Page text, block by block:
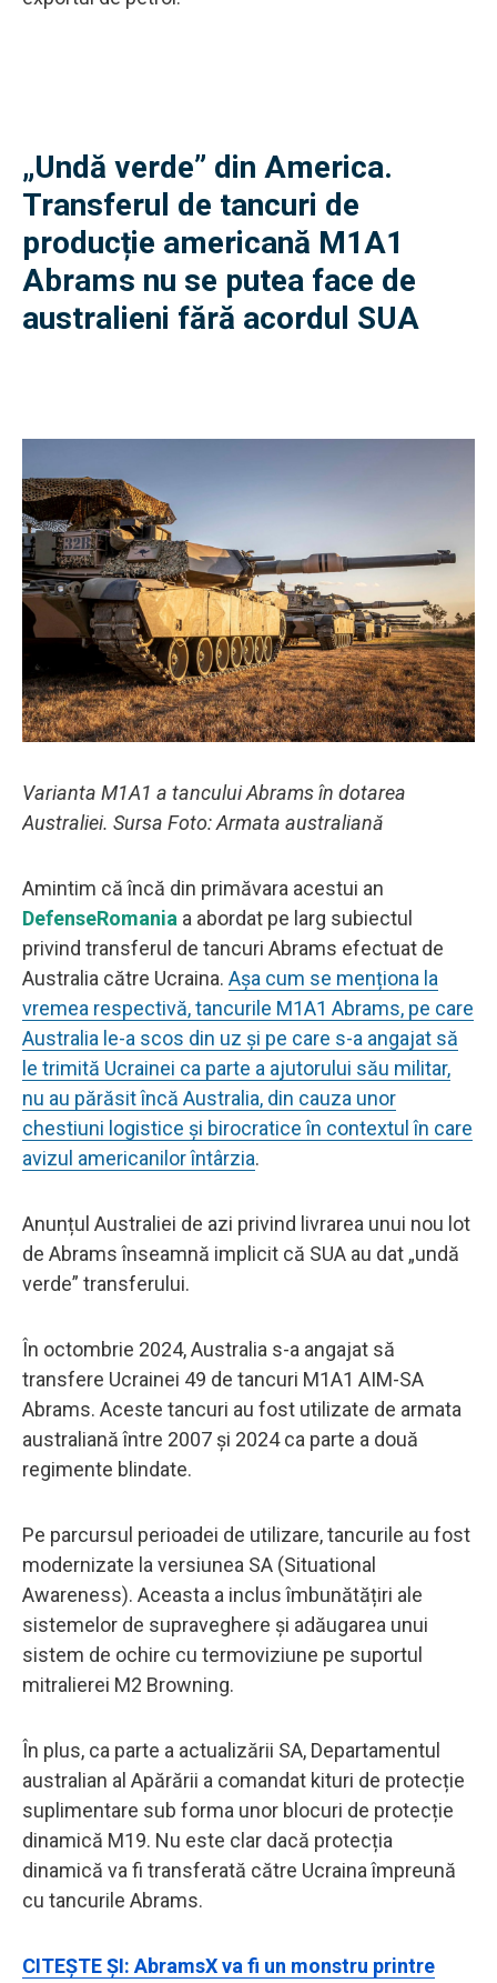
„Undă verde” din America.
Transferul de tancuri de
producție americană M1A1
Abrams nu se putea face de
australieni fără acordul SUA
Varianta M1A1 a tancului Abrams în dotarea
Australiei. Sursa Foto: Armata australiană
Amintim că încă din primăvara acestui an
DefenseRomania a abordat pe larg subiectul
privind transferul de tancuri Abrams efectuat de
Australia către Ucraina. Așa cum se menționa la
vremea respectivă, tancurile M1A1 Abrams, pe care
Australia le-a scos din uz și pe care s-a angajat să
le trimită Ucrainei ca parte a ajutorului său militar,
nu au părăsit încă Australia, din cauza unor
chestiuni logistice și birocratice în contextul în care
avizul americanilor întârzia.
Anunțul Australiei de azi privind livrarea unui nou lot
de Abrams înseamnă implicit că SUA au dat „undă
verde” transferului.
În octombrie 2024, Australia s-a angajat să
transfere Ucrainei 49 de tancuri M1A1 AIM-SA
Abrams. Aceste tancuri au fost utilizate de armata
australiană între 2007 și 2024 ca parte a două
regimente blindate.
Pe parcursul perioadei de utilizare, tancurile au fost
modernizate la versiunea SA (Situational
Awareness). Aceasta a inclus îmbunătățiri ale
sistemelor de supraveghere și adăugarea unui
sistem de ochire cu termoviziune pe suportul
mitralierei M2 Browning.
În plus, ca parte a actualizării SA, Departamentul
australian al Apărării a comandat kituri de protecție
suplimentare sub forma unor blocuri de protecție
dinamică M19. Nu este clar dacă protecția
dinamică va fi transferată către Ucraina împreună
cu tancurile Abrams.
CITEȘTE ȘI: AbramsX va fi un monstru printre